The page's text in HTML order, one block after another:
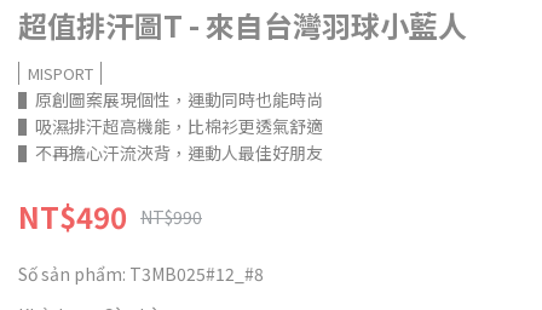
超值排汗圖T - 來自台灣羽球小藍人
MISPORT
▌原創圖案展現個性，運動同時也能時尚
▌吸濕排汗超高機能，比棉衫更透氣舒適
▌不再擔心汗流浹背，運動人最佳好朋友
NT$490 NT$990
Số sản phẩm: T3MB025#12_#8